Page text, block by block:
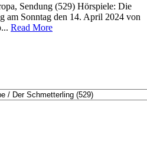
Sendung (529) Hörspiele: Die
am Sonntag den 14. April 2024 von
Read More